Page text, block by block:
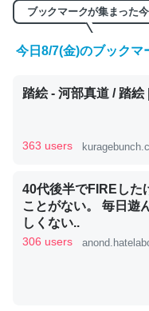
くらい。小説でいう「
ど、短期記憶という
昆虫ってカルシウム
コオロギのカルシウム
ブックマークが集まった
今日8/7(金)のブックマ
踏絵 - 河部真道 / 踏絵
363 users
40代後半でFIREした
ことがない。 毎日遊
しくない..
306 users